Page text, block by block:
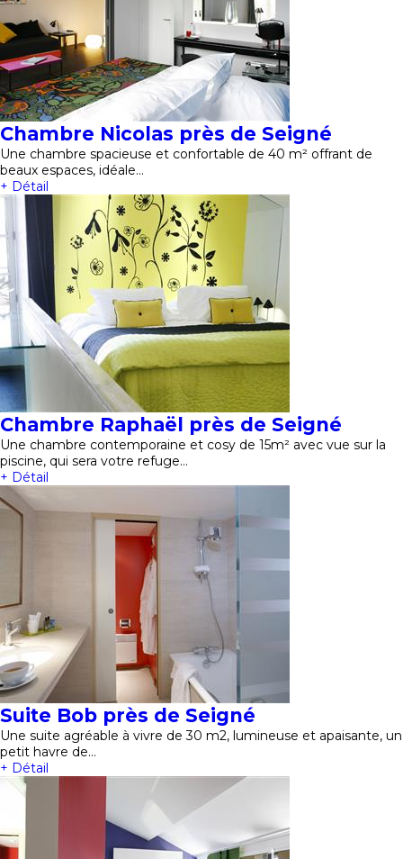
Chambre Nicolas près de Seigné
Une chambre spacieuse et confortable de 40 m² offrant de
beaux espaces, idéale…
+ Détail
Chambre Raphaël près de Seigné
Une chambre contemporaine et cosy de 15m² avec vue sur la
piscine, qui sera votre refuge…
+ Détail
Suite Bob près de Seigné
Une suite agréable à vivre de 30 m2, lumineuse et apaisante, un
petit havre de…
+ Détail